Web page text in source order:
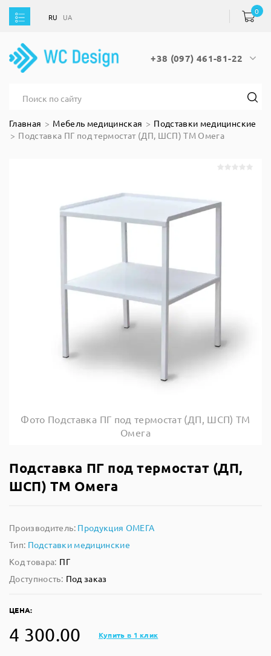
UA
+38 (097) 461-81-22
RU UA
0
Главная Мебель медицинская
Подставки медицинские
Подставка ПГ под термостат (ДП, ШСП) ТМ Омега
Фото Подставка ПГ под термостат (ДП, ШСП) ТМ
Омега
Подставка ПГ под термостат (ДП,
ШСП) ТМ Омега
Производитель: Продукция ОМЕГА
Тип: Подставки медицинские
Код товара: ПГ
Доступность: Под заказ
ЦЕНА:
4 300.00 Купить в 1 клик